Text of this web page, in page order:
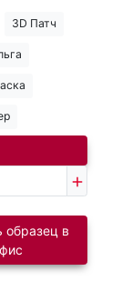
3D Патч
образец в